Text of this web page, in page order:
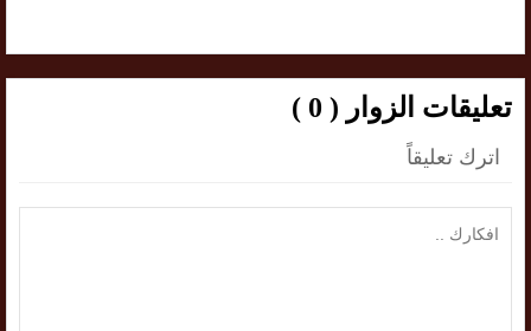
تعليقات الزوار ( 0 )
اترك تعليقاً